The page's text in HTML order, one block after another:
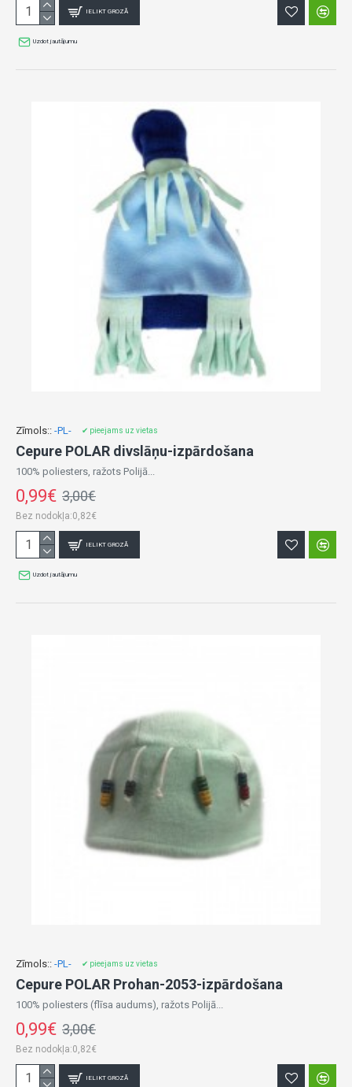
IELIKT GROZĀ
Uzdot jautājumu
Zīmols:: -PL- ✔ pieejams uz vietas
Cepure POLAR divslāņu-izpārdošana
100% poliesters, ražots Polijā...
0,99€ 3,00€
Bez nodokļa:0,82€
IELIKT GROZĀ
Uzdot jautājumu
Zīmols:: -PL- ✔ pieejams uz vietas
Cepure POLAR Prohan-2053-izpārdošana
100% poliesters (flīsa audums), ražots Polijā...
0,99€ 3,00€
Bez nodokļa:0,82€
IELIKT GROZĀ